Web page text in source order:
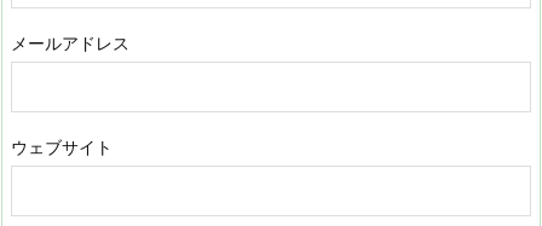
メールアドレス
ウェブサイト